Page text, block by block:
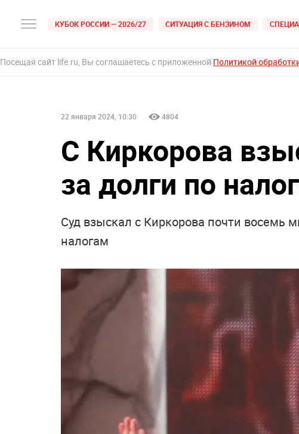
КУБОК РОССИИ — 2026/27 СИТУАЦИЯ С БЕНЗИНОМ
Посещая сайт life.ru, Вы соглашаетесь с приложенной Политикой
22 января 2024, 10:30 4804
С Киркорова
за долги по
Суд взыскал с Киркорова почти восемь
налогам